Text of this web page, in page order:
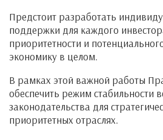
Предстоит разработать
поддержки для каждого
приоритетности и
экономику в целом.
В рамках этой важной работы
обеспечить режим стабильности
законодательства для
приоритетных отраслях.